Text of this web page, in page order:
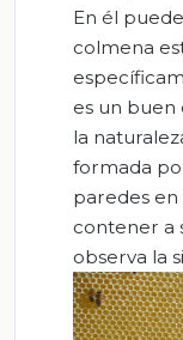
En él
colmena
es un
la
formada
paredes en
contener a
observa la